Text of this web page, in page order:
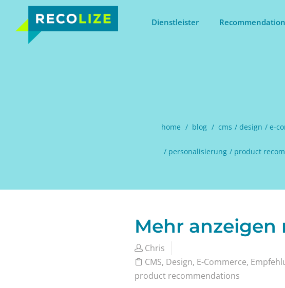
Dienstleister
home blog cms design e-
personalisierung product
Mehr anzeigen
Chris
CMS, Design, E-Commerce,
product recommendations